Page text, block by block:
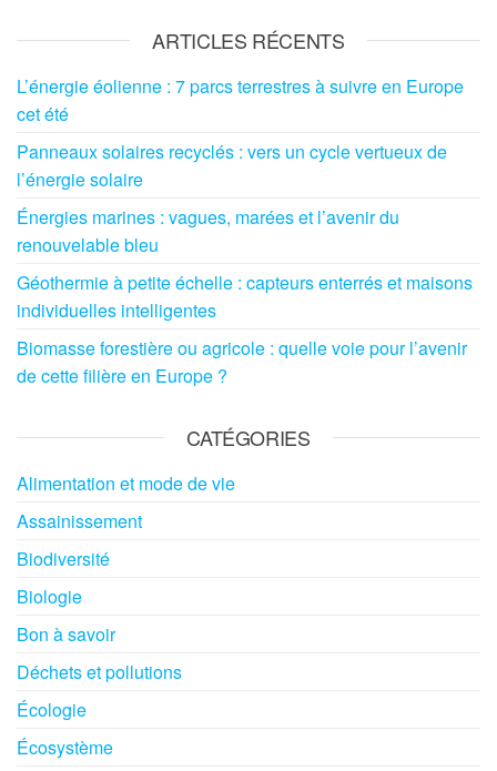
ARTICLES RÉCENTS
L’énergie éolienne : 7 parcs terrestres à suivre en Europe
cet été
Panneaux solaires recyclés : vers un cycle vertueux de
l’énergie solaire
Énergies marines : vagues, marées et l’avenir du
renouvelable bleu
Géothermie à petite échelle : capteurs enterrés et maisons
individuelles intelligentes
Biomasse forestière ou agricole : quelle voie pour l’avenir
de cette filière en Europe ?
CATÉGORIES
Alimentation et mode de vie
Assainissement
Biodiversité
Biologie
Bon à savoir
Déchets et pollutions
Écologie
Écosystème